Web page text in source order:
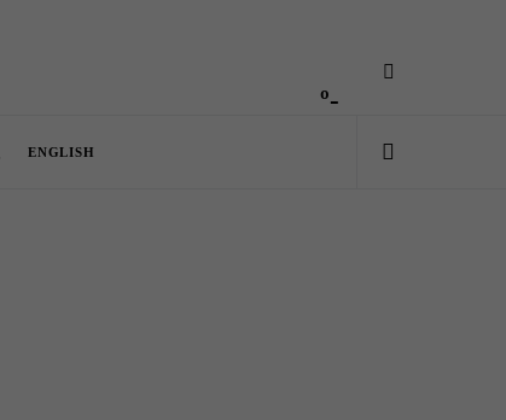
-º
ENGLISH